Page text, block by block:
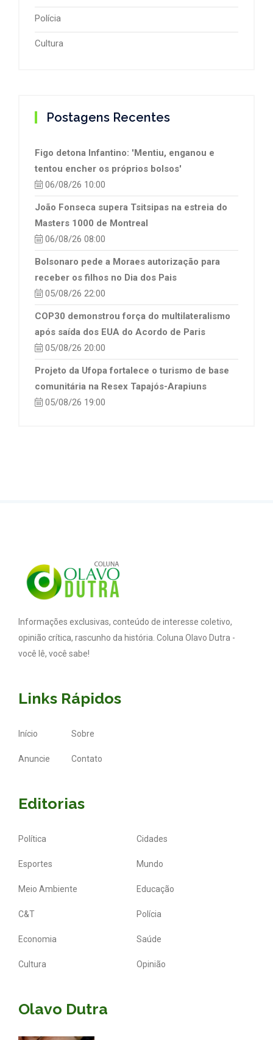
Polícia
Cultura
Postagens Recentes
Figo detona Infantino: 'Mentiu, enganou e
tentou encher os próprios bolsos'
06/08/26 10:00
João Fonseca supera Tsitsipas na estreia do
Masters 1000 de Montreal
06/08/26 08:00
Bolsonaro pede a Moraes autorização para
receber os filhos no Dia dos Pais
05/08/26 22:00
COP30 demonstrou força do multilateralismo
após saída dos EUA do Acordo de Paris
05/08/26 20:00
Projeto da Ufopa fortalece o turismo de base
comunitária na Resex Tapajós-Arapiuns
05/08/26 19:00
Informações exclusivas, conteúdo de interesse coletivo,
opinião crítica, rascunho da história. Coluna Olavo Dutra -
você lê, você sabe!
Links Rápidos
Início Sobre
Anuncie Contato
Editorias
Política Cidades
Esportes Mundo
Meio Ambiente Educação
C&T Polícia
Economia Saúde
Cultura Opinião
Olavo Dutra